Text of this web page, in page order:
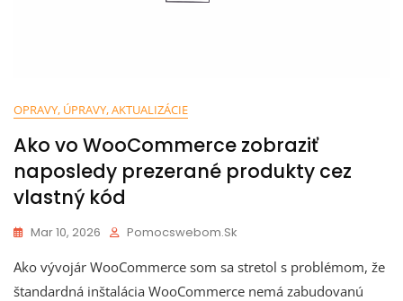
OPRAVY, ÚPRAVY, AKTUALIZÁCIE
Ako vo WooCommerce zobraziť
naposledy prezerané produkty cez
vlastný kód
Mar 10, 2026 Pomocswebom.sk
Ako vývojár WooCommerce som sa stretol s problémom, že
štandardná inštalácia WooCommerce nemá zabudovanú